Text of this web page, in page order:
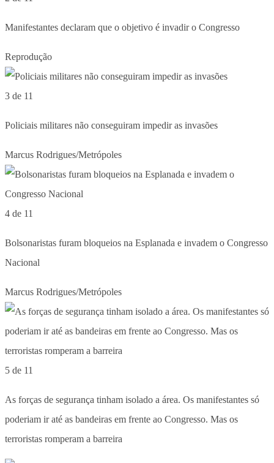
Manifestantes declaram que o objetivo é invadir o Congresso
Reprodução
3 de 11
Policiais militares não conseguiram impedir as invasões
Marcus Rodrigues/Metrópoles
4 de 11
Bolsonaristas furam bloqueios na Esplanada e invadem o Congresso
Nacional
Marcus Rodrigues/Metrópoles
5 de 11
As forças de segurança tinham isolado a área. Os manifestantes só
poderiam ir até as bandeiras em frente ao Congresso. Mas os
terroristas romperam a barreira